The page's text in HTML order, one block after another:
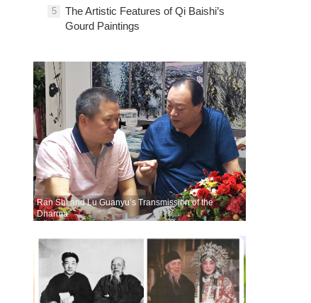
5
The Artistic Features of Qi Baishi’s
Gourd Paintings
Ran Shi and Lu Guanyu’s Transmission of the
Dharma